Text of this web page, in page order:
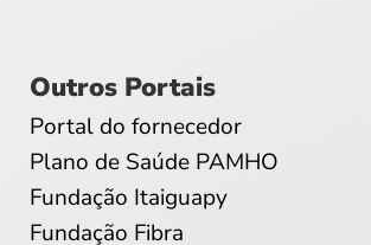
Outros Portais
Portal do fornecedor
Plano de Saúde PAMHO
Fundação Itaiguapy
Fundação Fibra